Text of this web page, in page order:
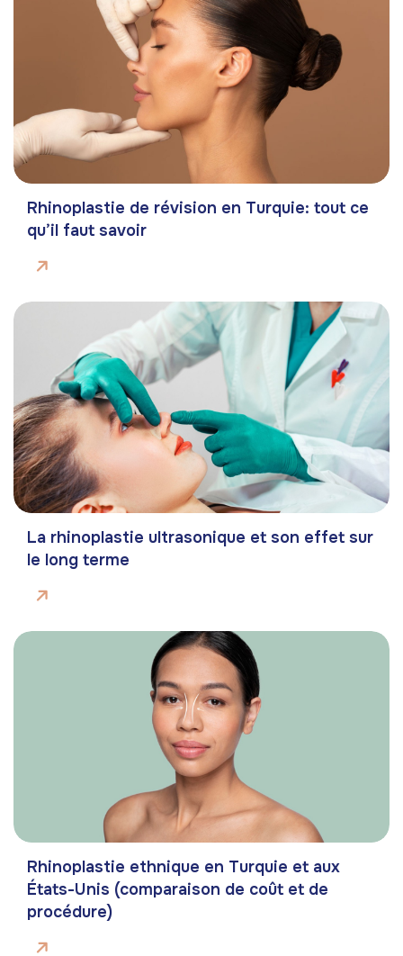
Rhinoplastie de révision en Turquie: tout ce
qu’il faut savoir
La rhinoplastie ultrasonique et son effet sur
le long terme
Rhinoplastie ethnique en Turquie et aux
États-Unis (comparaison de coût et de
procédure)